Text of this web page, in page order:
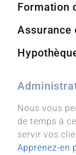
Formation
Assurance
Nous vous
de temps à
servir vos
Apprenez-en